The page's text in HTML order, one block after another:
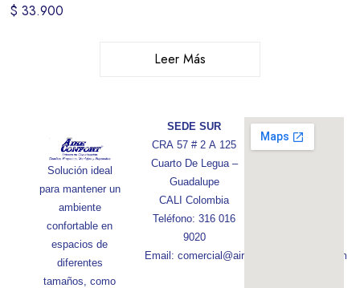
$ 33.900
Leer Más
Solución ideal
para mantener un
ambiente
confortable en
espacios de
diferentes
tamaños, como
SEDE SUR
CRA 57 # 2 A 125
Cuarto De Legua –
Guadalupe
CALI Colombia
Teléfono: 316 016
9020
Email: comercial@aireconfortcolombia.com